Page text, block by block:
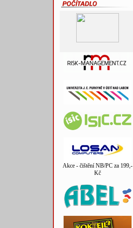
Akce - čištění NB/PC za 199,-
Kč